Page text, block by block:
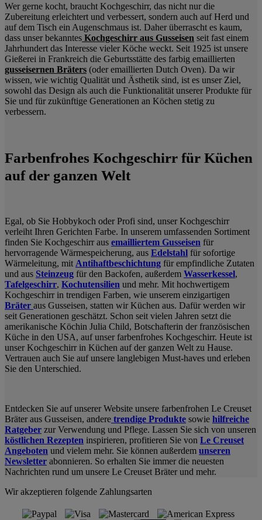
Wer gerne kocht, braucht Kochgeschirr, das nicht nur die
Zubereitung erleichtert und verbessert, sondern auch auf Herd und
auf dem Tisch ein Augenschmaus ist. Daher überrascht es kaum,
dass unser bekanntes Kochgeschirr aus Gusseisen seit fast einem
Jahrhundert das Interesse vieler Köche weckt. Seit 1925 ist unsere
Gießerei in Frankreich die Geburtsstätte des farbig emaillierten
gusseisernen Bräters (oder emaillierten Dutch Oven). Da wir
wissen, wie wichtig Qualität und Ästhetik sind, ist es unser Ziel,
sowohl das Design als auch die Funktionalität unserer Produkte für
Sie und für zukünftige Generationen an Köchen stetig zu
verbessern.
Farbenfrohes Kochgeschirr für Küchen
auf der ganzen Welt
Egal, ob Sie Hobbykoch oder Profi sind, unser Kochgeschirr
verleiht Ihren Gerichten Farbe. In unserem umfassenden Sortiment
finden Sie Kochgeschirr aus emailliertem Gusseisen für
hervorragende Wärmespeicherung, aus Edelstahl für sofortige
Wärmeleitung, mit Antihaftbeschichtung für empfindliche Zutaten
und aus Steinzeug für den Backofen, außerdem Wasserkessel,
Tafelgeschirr, Kochutensilien und mehr. Mit hochwertigem
Kochgeschirr in trendigen Farben, wie unserem einzigartigen
Bräter aus Gusseisen, statten wir Küchen aus. Dafür werden wir
seit Generationen geschätzt. Schon seit vielen Jahren setzt die
amerikanische Köchin Julia Child, Botschafterin der französischen
Küche in den USA, auf unser farbenfrohes Kochgeschirr. Heute ist
unser Kochgeschirr in Küchen auf der ganzen Welt zu Hause.
Vertrauen auch Sie auf unsere langlebigen Must-haves und erleben
Sie den Unterschied.
Entdecken Sie auf unserer Website unsere farbenfrohen Le Creuset
Bräter aus Gusseisen, andere trendige Produkte sowie hilfreiche
Ratgeber zur Verwendung und Pflege. Lassen Sie sich von unseren
köstlichen Rezepten inspirieren, profitieren Sie von Le Creuset
Angeboten und vielem mehr. Sie können außerdem unseren
Newsletter abonnieren. So erhalten Sie immer die neuesten
Nachrichten rund um unsere Le Creuset Bräter und mehr.
Wir akzeptieren folgende Zahlungsarten